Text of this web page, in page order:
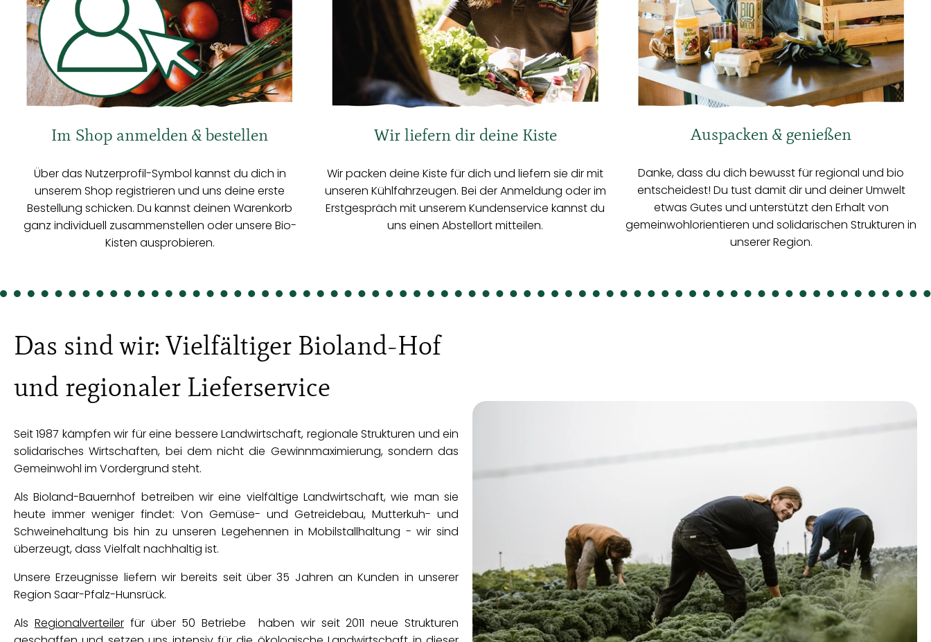
Im Shop anmelden & bestellen
Über das Nutzerprofil-Symbol kannst du dich in
unserem Shop registrieren und uns deine erste
Bestellung schicken. Du kannst deinen Warenkorb
ganz individuell zusammenstellen oder unsere Bio-
Kisten ausprobieren.
Wir liefern dir deine Kiste
Wir packen deine Kiste für dich und liefern sie dir mit
unseren Kühlfahrzeugen. Bei der Anmeldung oder im
Erstgespräch mit unserem Kundenservice kannst du
uns einen Abstellort mitteilen.
Auspacken & genießen
Danke, dass du dich bewusst für regional und bio
entscheidest! Du tust damit dir und deiner Umwelt
etwas Gutes und unterstützt den Erhalt von
gemeinwohlorientieren und solidarischen Strukturen in
unserer Region.
Das sind wir: Vielfältiger Bioland-Hof
und regionaler Lieferservice
Seit 1987 kämpfen wir für eine bessere Landwirtschaft, regionale Strukturen und ein
solidarisches Wirtschaften, bei dem nicht die Gewinnmaximierung, sondern das
Gemeinwohl im Vordergrund steht.
Als Bioland-Bauernhof betreiben wir eine vielfältige Landwirtschaft, wie man sie
heute immer weniger findet: Von Gemüse- und Getreidebau, Mutterkuh- und
Schweinehaltung bis hin zu unseren Legehennen in Mobilstallhaltung - wir sind
überzeugt, dass Vielfalt nachhaltig ist.
Unsere Erzeugnisse liefern wir bereits seit über 35 Jahren an Kunden in unserer
Region Saar-Pfalz-Hunsrück.
Als Regionalverteilerfür über 50 Betriebe haben wir seit 2011 neue Strukturen
geschaffen und setzen uns intensiv für die ökologische Landwirtschaft in dieser